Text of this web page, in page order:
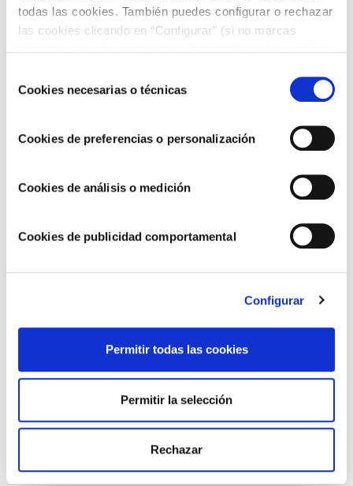
todas las cookies. También puedes configurar o rechazar
las cookies clicando en “Configurar” (si no marcas
COOKIES.
deCookies necesarias o técnicas
Cookies de preferencias o personalización
Cookies de análisis o medición
Cookies de publicidad comportamental
Configurar
Permitir todas las cookies
Permitir la selección
Rechazar
RECETAS CON BERENJENA
Rollitos de berenjena con jamón y queso
RECETAS BARATAS
Receta de calabacines rellenos para todos los
gustos con salsa de yogur
1 2 3